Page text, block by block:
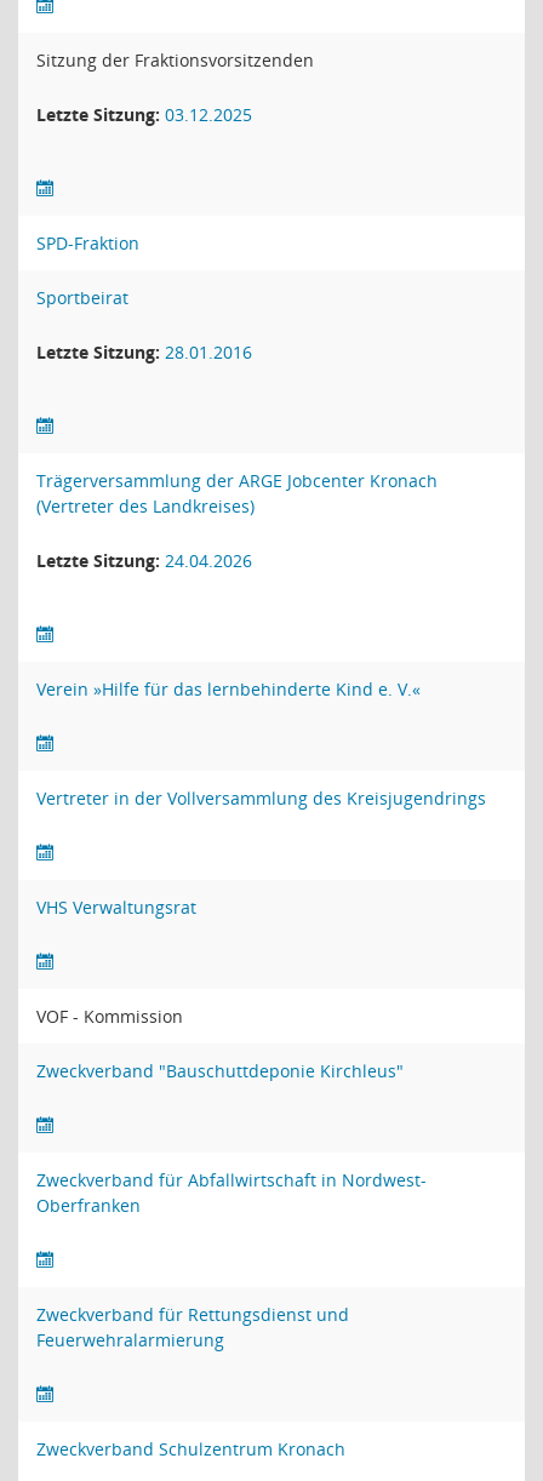
Sitzung der Fraktionsvorsitzenden
Letzte Sitzung: 03.12.2025
SPD-Fraktion
Sportbeirat
Letzte Sitzung: 28.01.2016
Trägerversammlung der ARGE Jobcenter Kronach
(Vertreter des Landkreises)
Letzte Sitzung: 24.04.2026
Verein »Hilfe für das lernbehinderte Kind e. V.«
Vertreter in der Vollversammlung des Kreisjugendrings
VHS Verwaltungsrat
VOF - Kommission
Zweckverband "Bauschuttdeponie Kirchleus"
Zweckverband für Abfallwirtschaft in Nordwest-
Oberfranken
Zweckverband für Rettungsdienst und
Feuerwehralarmierung
Zweckverband Schulzentrum Kronach